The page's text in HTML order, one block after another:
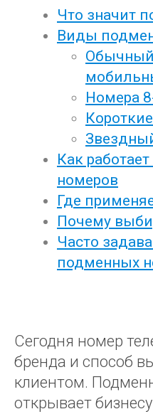
Что значит
Виды
Обычный
Номера
Как
номеров
Где
Почему
Часто
подменных
Сегодня номер
бренда и способ
клиентом.
открывает